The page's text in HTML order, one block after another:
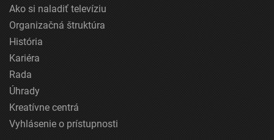
Ako si naladiť televíziu
Organizačná štruktúra
História
Kariéra
Rada
Úhrady
Kreatívne centrá
Vyhlásenie o prístupnosti